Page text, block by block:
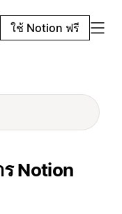
ใช้ Notion ฟรี
Notion